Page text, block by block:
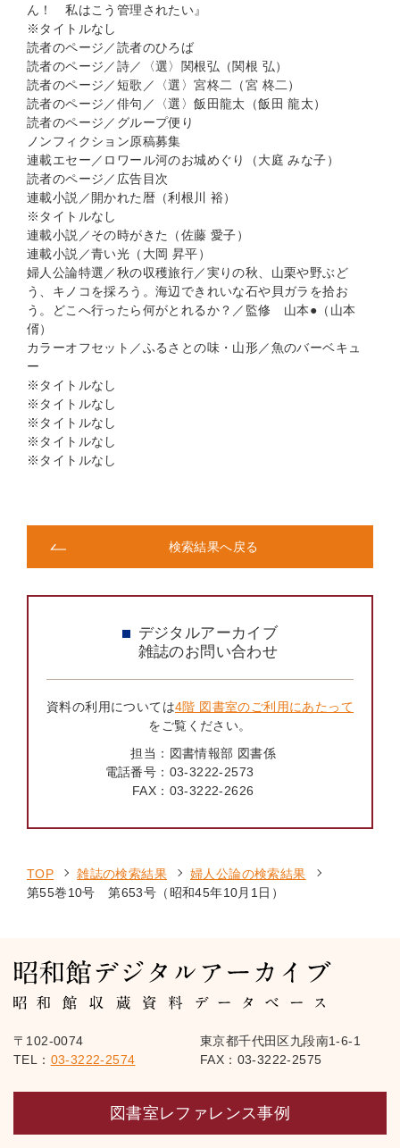
ん！ 私はこう管理されたい』
※タイトルなし
読者のページ／読者のひろば
読者のページ／詩／〈選〉関根弘（関根 弘）
読者のページ／短歌／〈選〉宮柊二（宮 柊二）
読者のページ／俳句／〈選〉飯田龍太（飯田 龍太）
読者のページ／グループ便り
ノンフィクション原稿募集
連載エセー／ロワール河のお城めぐり（大庭 みな子）
読者のページ／広告目次
連載小説／開かれた暦（利根川 裕）
※タイトルなし
連載小説／その時がきた（佐藤 愛子）
連載小説／青い光（大岡 昇平）
婦人公論特選／秋の収穫旅行／実りの秋、山栗や野ぶど
う、キノコを採ろう。海辺できれいな石や貝ガラを拾お
う。どこへ行ったら何がとれるか？／監修 山本●（山本
偦）
カラーオフセット／ふるさとの味・山形／魚のバーベキュ
ー
※タイトルなし
※タイトルなし
※タイトルなし
※タイトルなし
※タイトルなし
検索結果へ戻る
デジタルアーカイブ
雑誌のお問い合わせ
資料の利用については4階 図書室のご利用にあたって
をご覧ください。
担当： 図書情報部 図書係
電話番号： 03-3222-2573
FAX： 03-3222-2626
TOP 雑誌の検索結果
婦人公論の検索結果
第55巻10号 第653号（昭和45年10月1日）
〒102-0074
東京都千代田区九段南1-6-1
TEL： 03-3222-2574 FAX：03-3222-2575
図書室レファレンス事例